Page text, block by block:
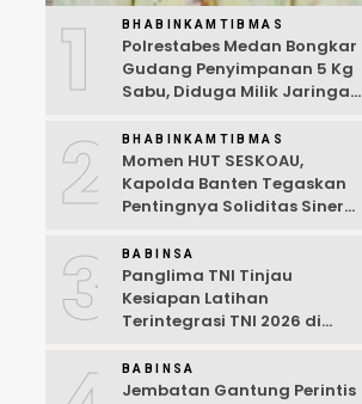
1 BHABINKAMTIBMAS
Polrestabes Medan Bongkar
Gudang Penyimpanan 5 Kg
Sabu, Diduga Milik Jaringan
2 BHABINKAMTIBMAS
Momen HUT SESKOAU,
Kapolda Banten Tegaskan
Pentingnya Soliditas Sinergi
3 BABINSA
Panglima TNI Tinjau
Kesiapan Latihan
Terintegrasi TNI 2026 di
BABINSA
Jembatan Gantung Perintis